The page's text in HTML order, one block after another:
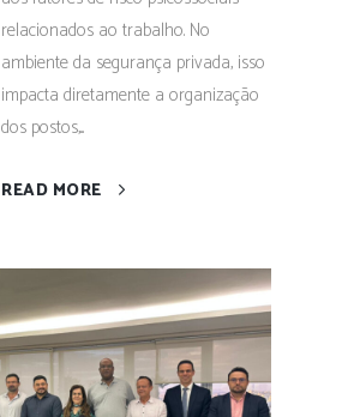
relacionados ao trabalho. No
ambiente da segurança privada, isso
impacta diretamente a organização
dos postos,...
READ MORE